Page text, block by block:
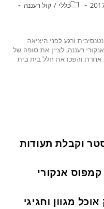
כללי / קול רעננה
ורגע לפני היציאה
רעננה, לציין את סופה של
אחרת והפכו את חלל בית בית
וקבלת תעודות
אנקורי
מגוון וחגיגי